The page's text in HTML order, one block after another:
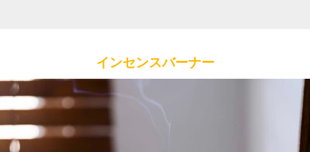
インセンスバーナー